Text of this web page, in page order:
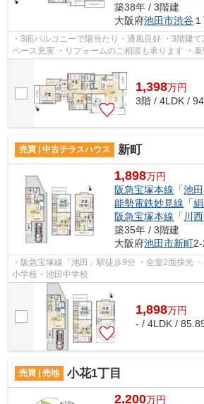
築38年 / 3階建
大阪府池田市渋谷
・3面バルコニーで陽当たり・通風良好 ・3階建
ペース充実 ・リフォームのご相談も承ります ・
1,398万円
3階 / 4LDK /
売買 | 中古テラスハウス 新町
1,898万円
阪急宝塚本線 「池田
能勢電鉄妙見線 「
阪急宝塚本線 「 川
築35年 / 3階建
大阪府池田市新町2-
・阪急宝塚線「池田」駅徒歩9分 ・全室2面採光
小学校・池田中学校
1,898万円
- / 4LDK /
売買 | 売地 小花1丁目
2,200万円